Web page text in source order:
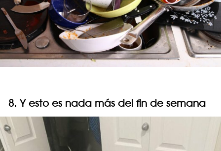
8. Y esto es nada más del fin de semana